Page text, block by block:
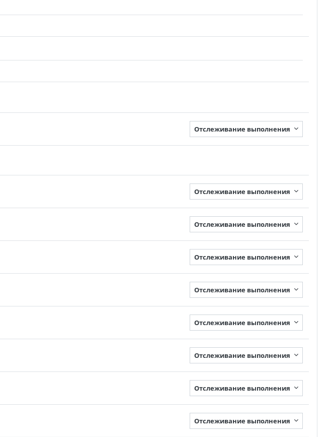
Отслеживание выполнения
Отслеживание выполнения
Отслеживание выполнения
Отслеживание выполнения
Отслеживание выполнения
Отслеживание выполнения
Отслеживание выполнения
Отслеживание выполнения
Отслеживание выполнения